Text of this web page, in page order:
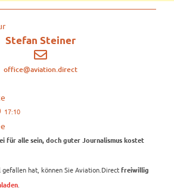
Stefan Steiner
office@aviation.direct
17:10
für alle sein, doch guter Journalismus kostet
hat, können Sie Aviation.Direct freiwillig
.